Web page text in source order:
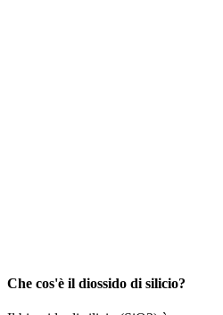
Che cos'è il diossido di silicio?